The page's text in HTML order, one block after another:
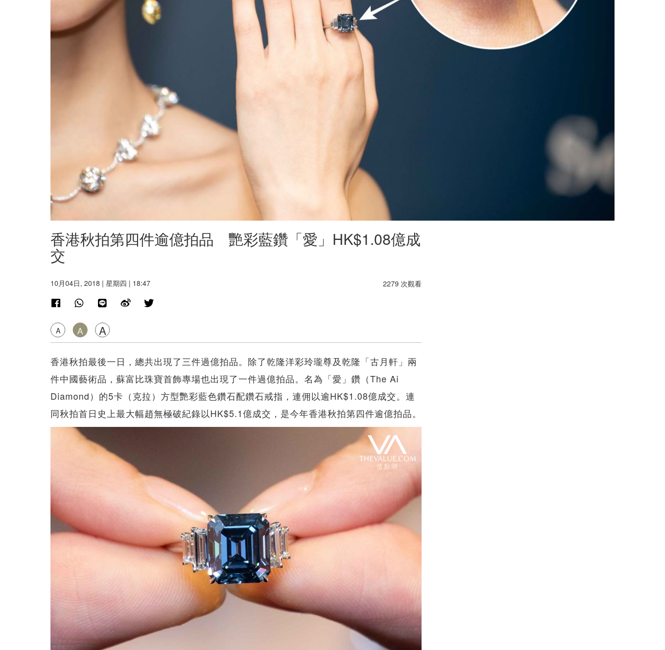
香港秋拍第四件逾億拍品 艷彩藍鑽「愛」HK$1.08億成
交
10月04日, 2018 | 星期四 | 18:47
A A A
2279 次觀看
香港秋拍最後一日，總共出現了三件過億拍品。除了乾隆洋彩玲瓏尊及乾隆「古月軒」兩
件中國藝術品，蘇富比珠寶首飾專場也出現了一件過億拍品。名為「愛」鑽（The Ai
Diamond）的5卡（克拉）方型艷彩藍色鑽石配鑽石戒指，連佣以逾HK$1.08億成交。連
同秋拍首日史上最大幅趙無極破紀錄以HK$5.1億成交，是今年香港秋拍第四件逾億拍品。